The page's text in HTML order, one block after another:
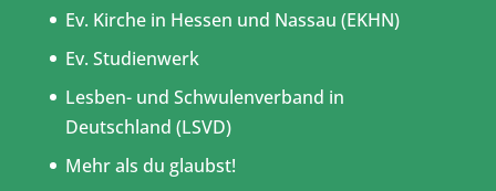
Ev. Kirche in Hessen und Nassau (EKHN)
Ev. Studienwerk
Lesben- und Schwulenverband in
Deutschland (LSVD)
Mehr als du glaubst!